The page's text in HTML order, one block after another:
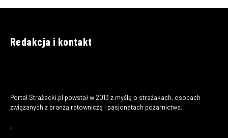
Redakcja i kontakt
Portal Strażacki.pl powstał w 2013 z myślą o strażakach, osobach
związanych z branżą ratowniczą i pasjonatach pożarnictwa.